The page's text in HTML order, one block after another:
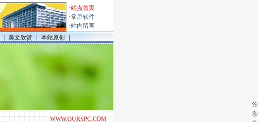
·站点首页
·常用软件
·站内留言
美文欣赏 本站原创
WWW.OURSPC.COM